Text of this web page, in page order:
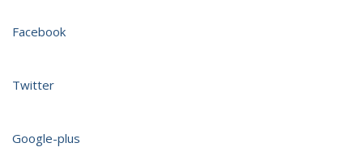
Facebook
Twitter
Google-plus